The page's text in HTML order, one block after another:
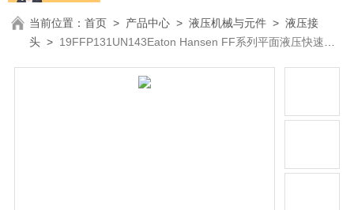
当前位置：首页 > 产品中心 >液压机械与元件 >液压接
头 > 19FFP131UN143Eaton Hansen FF系列平面液压快速接